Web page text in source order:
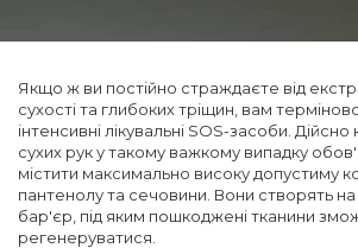
Якщо ж ви постійно страждаєте від
сухості та глибоких тріщин, вам
інтенсивні лікувальні SOS-засоби.
сухих рук у такому важкому випадку
містити максимально високу допустиму
пантенолу та сечовини. Вони створять на
бар'єр, під яким пошкоджені тканини
регенеруватися.